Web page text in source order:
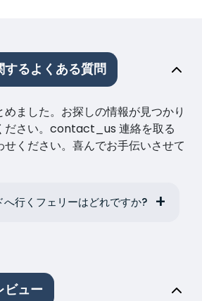
するよくある質問
ました。お探しの情報が見つかり
ださい。contact_us 連絡を取る
ください。喜んでお手伝いさせて
へ行くフェリーはどれですか?
ビュー